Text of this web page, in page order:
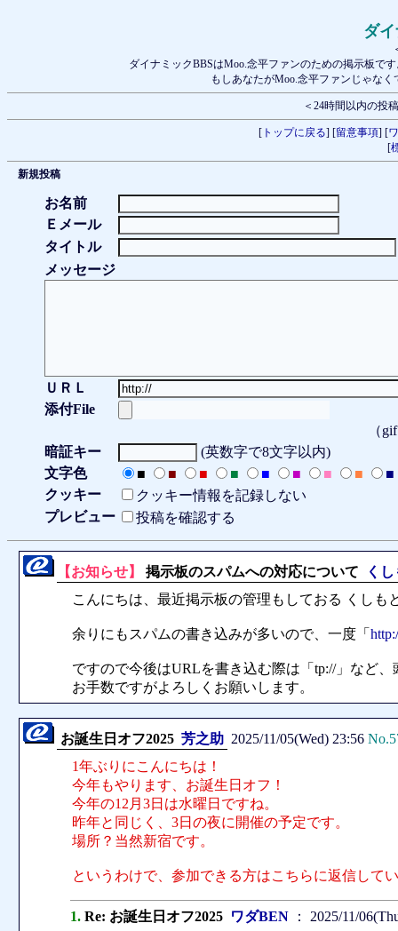
ダ
ダイナミックBBSはMoo.念平ファンのための掲示板で
もしあなたがMoo.念平ファンじゃな
＜24時間以内の投
[トップに戻る] [留意事項] [
[
新規投稿
お名前
Ｅメール
タイトル
メッセージ
ＵＲＬ
添付File
（
暗証キー
(英数字で8文字以内)
文字色
■ ■ ■ ■ ■ ■ ■ ■
■
クッキー
クッキー情報を記録しない
プレビュー
投稿を確認する
【お知らせ】 掲示板のスパムへの対応について
く
こんにちは、最近掲示板の管理もしておる くしも
余りにもスパムの書き込みが多いので、一度「
ですので今後はURLを書き込む際は「tp://」など
お手数ですがよろしくお願いします。
お誕生日オフ2025 芳之助 2025/11/05(Wed) 23:56
1年ぶりにこんにちは！
今年もやります、お誕生日オフ！
今年の12月3日は水曜日ですね。
昨年と同じく、3日の夜に開催の予定です。
場所？当然新宿です。
というわけで、参加できる方はこちらに返信して
1. Re: お誕生日オフ2025 ワダBEN ： 2025/11/